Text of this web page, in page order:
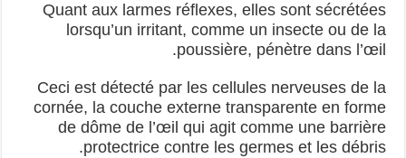
Quant aux larmes réflexes, elles sont sécrétées
lorsqu’un irritant, comme un insecte ou de la
poussière, pénètre dans l’œil.
Ceci est détecté par les cellules nerveuses de la
cornée, la couche externe transparente en forme
de dôme de l’œil qui agit comme une barrière
protectrice contre les germes et les débris.